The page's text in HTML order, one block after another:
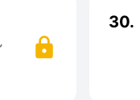
30.